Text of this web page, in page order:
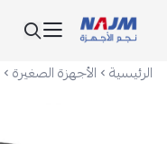
نجم الأجهزة
الرئيسية الأجهزة الصغيرة